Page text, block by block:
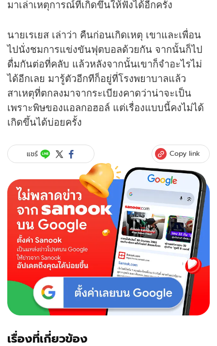
มาเล่าเหตุการณ์ที่เกิดขึ้นให้ฟังได้อีกครั้ง
นายเรเยส เล่าว่า คืนก่อนเกิดเหตุ เขาและเพื่อน
ไปนั่งชมการแข่งขันฟุตบอลด้วยกัน จากนั้นก็ไป
ดื่มกันต่อที่คลับ แล้วหลังจากนั้นเขาก็จำอะไรไม่
ได้อีกเลย มารู้ตัวอีกทีก็อยู่ที่โรงพยาบาลแล้ว
สาเหตุที่ตกลงมาจากระเบียงคาดว่าน่าจะเป็น
เพราะพิษของแอลกอฮอล์ แต่เรื่องแบบนี้คงไม่ได้
เกิดขึ้นได้บ่อยครั้ง
แชร์ Copy link
เรื่องที่เกี่ยวข้อง